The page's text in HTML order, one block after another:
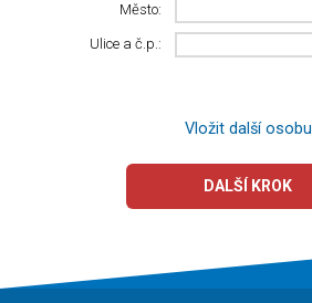
Město:
Ulice a č.p.:
Vložit další osobu
DALŠÍ KROK